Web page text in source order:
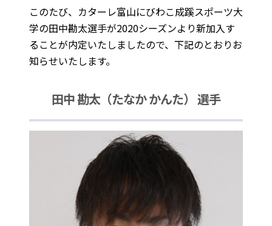
このたび、カターレ富山にびわこ成蹊スポーツ大
学の田中勘太選手が2020シーズンより新加入す
ることが内定いたしましたので、下記のとおりお
知らせいたします。
田中 勘太（たなか かんた） 選手